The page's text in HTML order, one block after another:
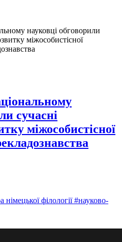
науковці обговорили
міжособистісної
сучасні
міжособистісної
німецької філології#науково-